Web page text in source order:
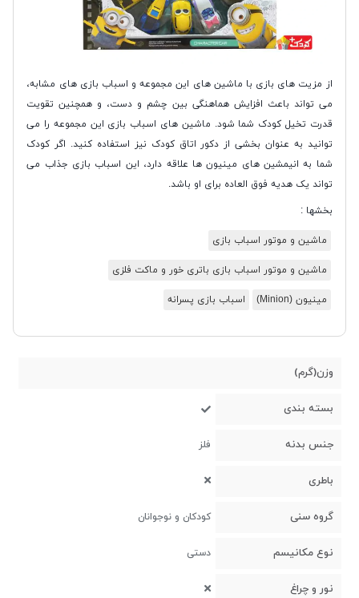
از مزیت های بازی با ماشین های این مجموعه و اسباب بازی های مشابه،
می تواند باعث افزایش هماهنگی بین چشم و دست، و همچنین تقویت
قدرت تخیل کودک شما شود. ماشین های اسباب بازی این مجموعه را می
توانید به عنوان بخشی از دکور اتاق کودک نیز استفاده کنید. اگر کودک
شما به انیمشین های مینیون ها علاقه دارد، این اسباب بازی جذاب می
تواند یک هدیه فوق العاده برای او باشد.
بخشها :
ماشین و موتور اسباب بازی
ماشین و موتور اسباب بازی باتری خور و ماکت فلزی
مینیون (Minion) اسباب بازی پسرانه
وزن(گرم)
بسته بندی
جنس بدنه فلز
باطری
گروه سنی کودکان و نوجوانان
نوع مکانیسم دستی
نور و چراغ